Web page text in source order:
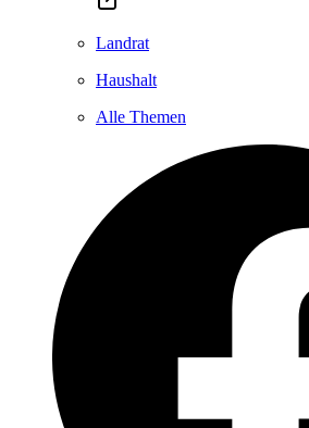
Landrat
Haushalt
Alle Themen